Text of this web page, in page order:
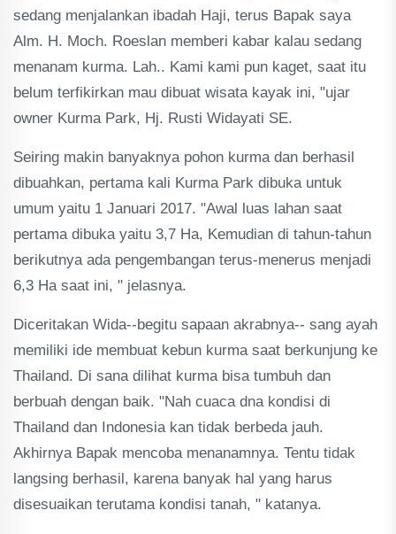
sedang menjalankan ibadah Haji, terus Bapak saya
Alm. H. Moch. Roeslan memberi kabar kalau sedang
menanam kurma. Lah.. Kami kami pun kaget, saat itu
belum terfikirkan mau dibuat wisata kayak ini, "ujar
owner Kurma Park, Hj. Rusti Widayati SE.
Seiring makin banyaknya pohon kurma dan berhasil
dibuahkan, pertama kali Kurma Park dibuka untuk
umum yaitu 1 Januari 2017. "Awal luas lahan saat
pertama dibuka yaitu 3,7 Ha, Kemudian di tahun-tahun
berikutnya ada pengembangan terus-menerus menjadi
6,3 Ha saat ini, " jelasnya.
Diceritakan Wida--begitu sapaan akrabnya-- sang ayah
memiliki ide membuat kebun kurma saat berkunjung ke
Thailand. Di sana dilihat kurma bisa tumbuh dan
berbuah dengan baik. "Nah cuaca dna kondisi di
Thailand dan Indonesia kan tidak berbeda jauh.
Akhirnya Bapak mencoba menanamnya. Tentu tidak
langsing berhasil, karena banyak hal yang harus
disesuaikan terutama kondisi tanah, " katanya.